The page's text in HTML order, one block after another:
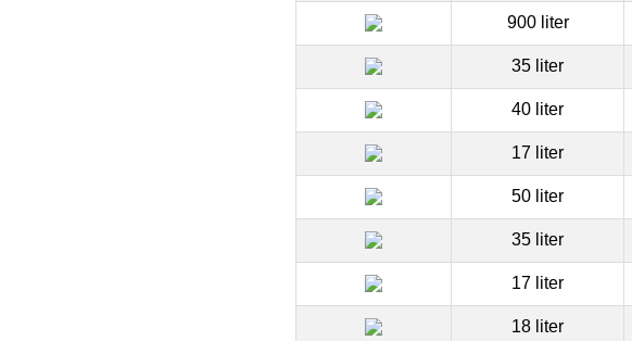
900 liter
35 liter
40 liter
17 liter
50 liter
35 liter
17 liter
18 liter